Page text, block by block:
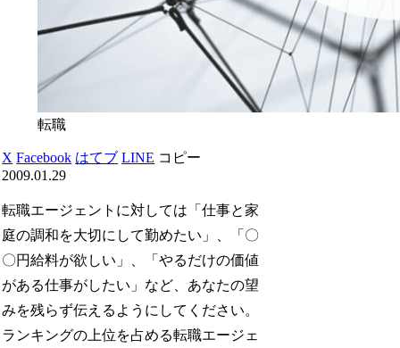
転職
X Facebook はてブ LINE コピー
2009.01.29
転職エージェントに対しては「仕事と家
庭の調和を大切にして勤めたい」、「〇
〇円給料が欲しい」、「やるだけの価値
がある仕事がしたい」など、あなたの望
みを残らず伝えるようにしてください。
ランキングの上位を占める転職エージェ